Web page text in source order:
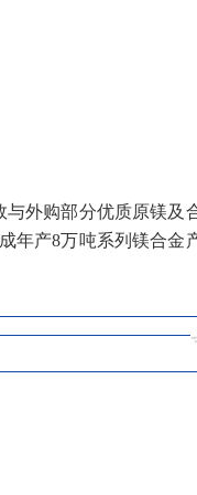
外购部分优质原镁及
年产8万吨系列镁合金